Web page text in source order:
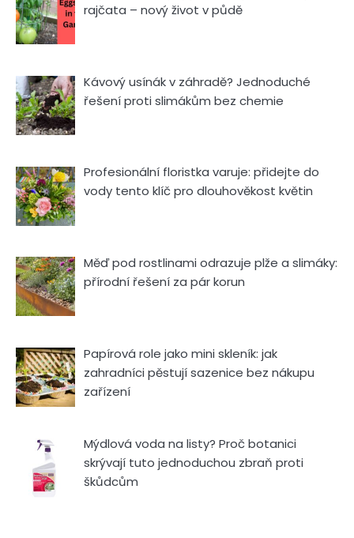
rajčata – nový život v půdě
Kávový usínák v záhradě? Jednoduché
řešení proti slimákům bez chemie
Profesionální floristka varuje: přidejte do
vody tento klíč pro dlouhověkost květin
Měď pod rostlinami odrazuje plže a slimáky:
přírodní řešení za pár korun
Papírová role jako mini skleník: jak
zahradníci pěstují sazenice bez nákupu
zařízení
Mýdlová voda na listy? Proč botanici
skrývají tuto jednoduchou zbraň proti
škůdcům